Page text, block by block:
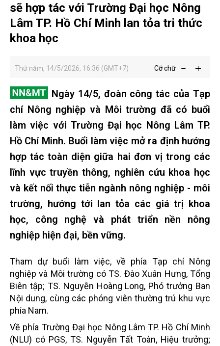
sẽ hợp tác với Trường Đại học Nông
Lâm TP. Hồ Chí Minh lan tỏa tri thức
khoa học
Thứ năm, 14/5/2026, 16:36 (GMT+7) Cỡ chữ
Ngày 14/5, đoàn công tác của Tạp
chí Nông nghiệp và Môi trường đã có buổi
làm việc với Trường Đại học Nông Lâm TP.
Hồ Chí Minh. Buổi làm việc mở ra định hướng
hợp tác toàn diện giữa hai đơn vị trong các
lĩnh vực truyền thông, nghiên cứu khoa học
và kết nối thực tiễn ngành nông nghiệp - môi
trường, hướng tới lan tỏa các giá trị khoa
học, công nghệ và phát triển nền nông
nghiệp hiện đại, bền vững.
Tham dự buổi làm việc, về phía Tạp chí Nông
nghiệp và Môi trường có TS. Đào Xuân Hưng, Tổng
Biên tập; TS. Nguyễn Hoàng Long, Phó trưởng Ban
Nội dung, cùng các phóng viên thường trú khu vực
phía Nam.
Về phía Trường Đại học Nông Lâm TP. Hồ Chí Minh
(NLU) có PGS, TS. Nguyễn Tất Toàn, Hiệu trưởng;